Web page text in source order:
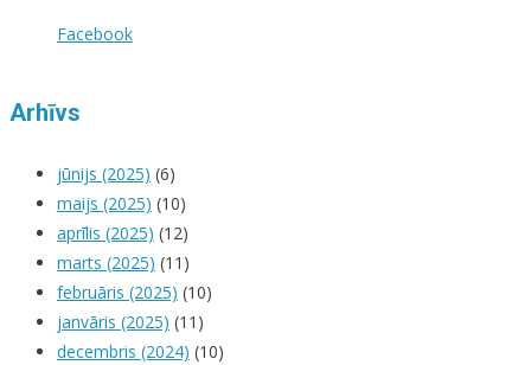
Facebook
Arhīvs
jūnijs (2025) (6)
maijs (2025) (10)
aprīlis (2025) (12)
marts (2025) (11)
februāris (2025) (10)
janvāris (2025) (11)
decembris (2024) (10)